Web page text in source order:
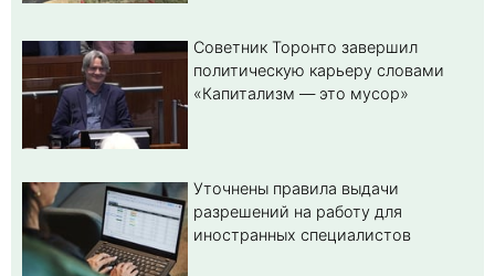
Советник Торонто завершил
политическую карьеру словами
«Капитализм — это мусор»
Уточнены правила выдачи
разрешений на работу для
иностранных специалистов